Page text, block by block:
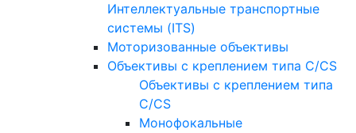
Интеллектуальные транспортные
системы (ITS)
Моторизованные объективы
Объективы с креплением типа C/CS
Объективы с креплением типа
C/CS
Монофокальные